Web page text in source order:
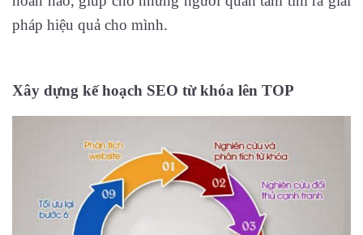
pháp hiệu quả cho mình.
Xây dựng kế hoạch SEO từ khóa lên TOP